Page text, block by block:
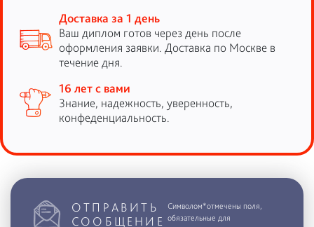
Доставка за 1 день
Ваш диплом готов через день после
оформления заявки. Доставка по Москве в
течение дня.
16 лет с вами
Знание, надежность, уверенность,
конфеденциальность.
ОТПРАВИТЬ
СООБЩЕНИЕ
Символом*отмечены поля,
обязательные для